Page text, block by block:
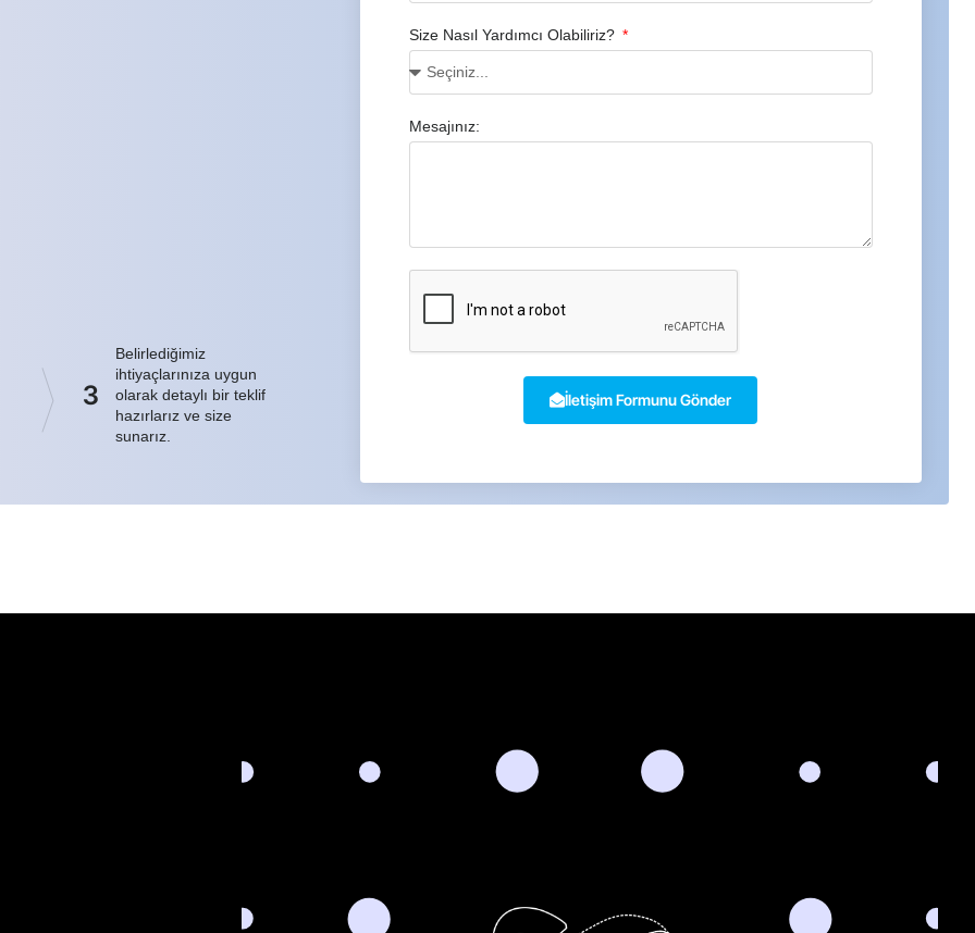
3
Belirlediğimiz
ihtiyaçlarınıza uygun
olarak detaylı bir teklif
hazırlarız ve size
sunarız.
Size Nasıl Yardımcı Olabiliriz?
Mesajınız:
İletişim Formunu Gönder